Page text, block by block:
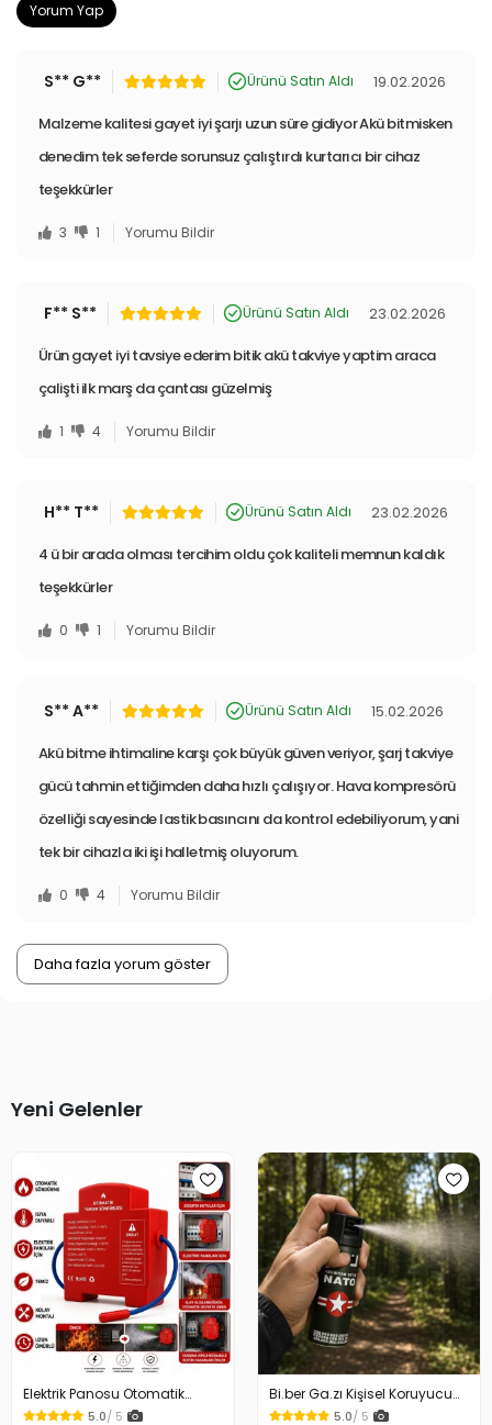
Yorum Yap
S** G** Ürünü Satın Aldı 19.02.2026
Malzeme kalitesi gayet iyi şarjı uzun süre gidiyor Akü bitmisken
denedim tek seferde sorunsuz çalıştırdı kurtarıcı bir cihaz
teşekkürler
3 1 Yorumu Bildir
F** S** Ürünü Satın Aldı 23.02.2026
Ürün gayet iyi tavsiye ederim bitik akü takviye yaptim araca
çalişti ilk marş da çantası güzelmiş
1 4 Yorumu Bildir
H** T** Ürünü Satın Aldı 23.02.2026
4 ü bir arada olması tercihim oldu çok kaliteli memnun kaldık
teşekkürler
0 1 Yorumu Bildir
S** A** Ürünü Satın Aldı 15.02.2026
Akü bitme ihtimaline karşı çok büyük güven veriyor, şarj takviye
gücü tahmin ettiğimden daha hızlı çalışıyor. Hava kompresörü
özelliği sayesinde lastik basıncını da kontrol edebiliyorum, yani
tek bir cihazla iki işi halletmiş oluyorum.
0 4 Yorumu Bildir
Daha fazla yorum göster
Yeni Gelenler
Elektrik Panosu Otomatik
Yangın Söndürücü Isıya
5.0/ 5
Bi.ber Ga.zı Kişisel Koruyucu
Ekipman Savunma İçin
5.0/ 5